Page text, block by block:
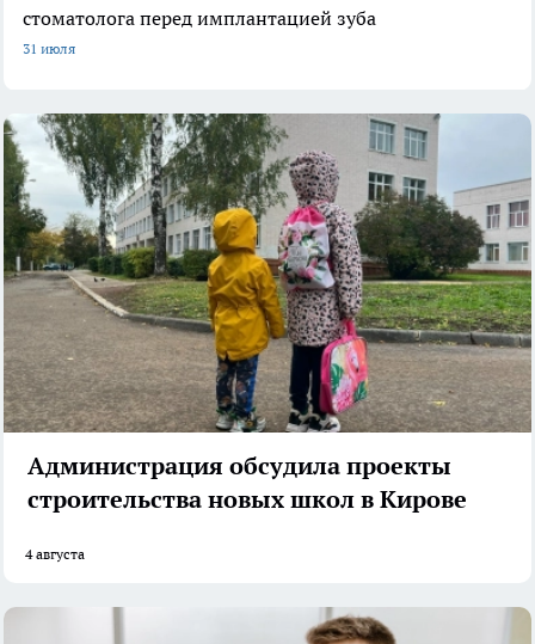
стоматолога перед имплантацией зуба
31 июля
Администрация обсудила проекты
строительства новых школ в Кирове
4 августа